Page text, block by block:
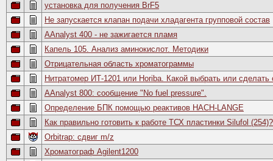
установка для получения BrF5
Не запускается клапан подачи хладагента групповой состав
AAnalyst 400 - не зажигается пламя
Капель 105. Анализ аминокислот. Методики
Отрицательная область хроматограммы
Нитратомер ИТ-1201 или Horiba. Какой выбрать или сделать
AAnalyst 800: сообщение "No fuel pressure".
Определение БПК помощью реактивов HACH-LANGE
Как правильно готовить к работе ТСХ пластинки Silufol (254)?
Orbitrap: сдвиг m/z
Хроматограф Agilent1200